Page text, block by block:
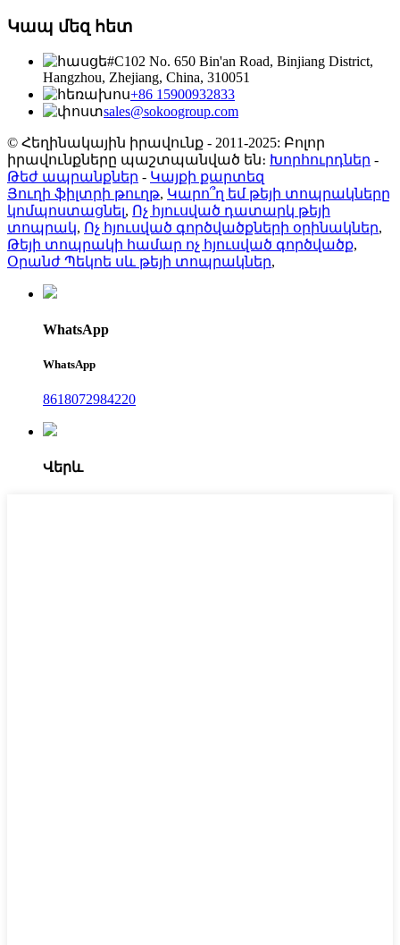
Կապ մեզ հետ
#C102 No. 650 Bin'an Road, Binjiang District,
Hangzhou, Zhejiang, China, 310051
+86 15900932833
sales@sokoogroup.com
© Հեղինակային իրավունք - 2011-2025: Բոլոր
իրավունքները պաշտպանված են։ Խորհուրդներ -
Թեժ ապրանքներ - Կայքի քարտեզ
Յուղի ֆիլտրի թուղթ, Կարո՞ղ եմ թեյի տոպրակները
կոմպոստացնել, Ոչ հյուսված դատարկ թեյի
տոպրակ, Ոչ հյուսված գործվածքների օրինակներ,
Թեյի տոպրակի համար ոչ հյուսված գործվածք,
Օրանժ Պեկոե սև թեյի տոպրակներ,
WhatsApp
WhatsApp
8618072984220
Վերև